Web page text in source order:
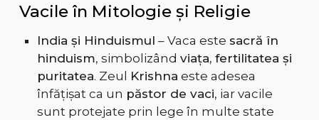
Vacile în Mitologie și Religie
India și Hinduismul – Vaca este sacră în
hinduism, simbolizând viața, fertilitatea și
puritatea. Zeul Krishna este adesea
înfățișat ca un păstor de vaci, iar vacile
sunt protejate prin lege în multe state